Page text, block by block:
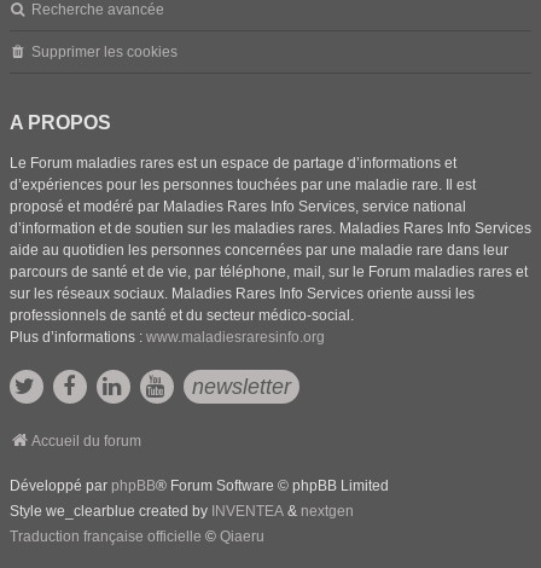
Recherche avancée
Supprimer les cookies
A PROPOS
Le Forum maladies rares est un espace de partage d’informations et
d’expériences pour les personnes touchées par une maladie rare. Il est
proposé et modéré par Maladies Rares Info Services, service national
d’information et de soutien sur les maladies rares. Maladies Rares Info Services
aide au quotidien les personnes concernées par une maladie rare dans leur
parcours de santé et de vie, par téléphone, mail, sur le Forum maladies rares et
sur les réseaux sociaux. Maladies Rares Info Services oriente aussi les
professionnels de santé et du secteur médico-social.
Plus d’informations : www.maladiesraresinfo.org
newsletter
Accueil du forum
Développé par phpBB® Forum Software © phpBB Limited
Style we_clearblue created by INVENTEA & nextgen
Traduction française officielle © Qiaeru